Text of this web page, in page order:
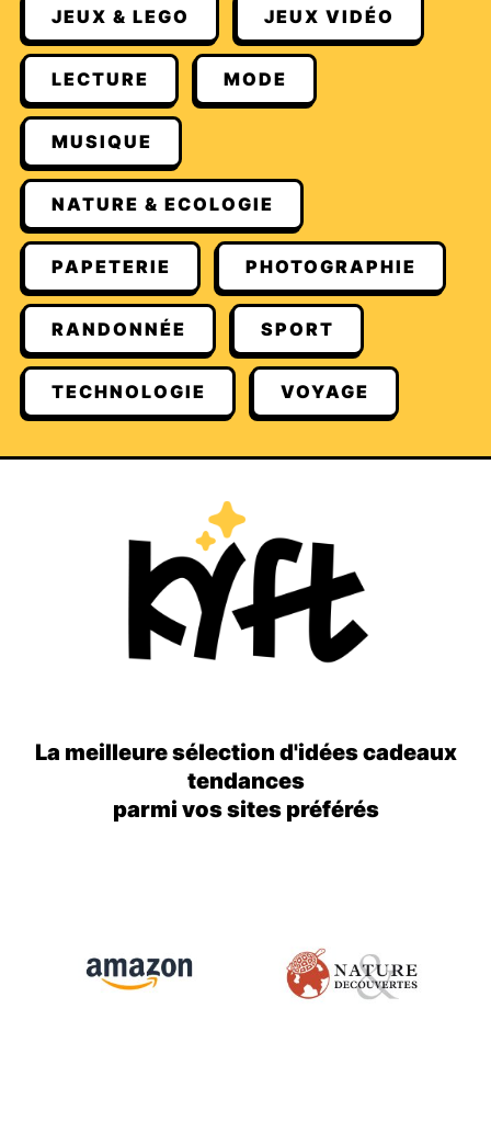
JEUX & LEGO JEUX VIDÉO
LECTURE MODE
MUSIQUE
NATURE & ECOLOGIE
PAPETERIE PHOTOGRAPHIE
RANDONNÉE SPORT
TECHNOLOGIE VOYAGE
La meilleure sélection d'idées cadeaux
tendances
parmi vos sites préférés